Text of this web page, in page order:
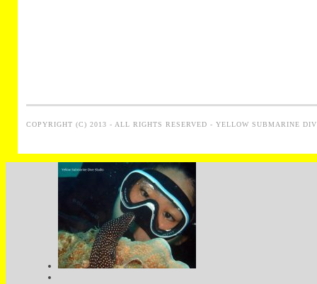
COPYRIGHT (C) 2013 - ALL RIGHTS RESERVED - YELLOW SUBMARINE